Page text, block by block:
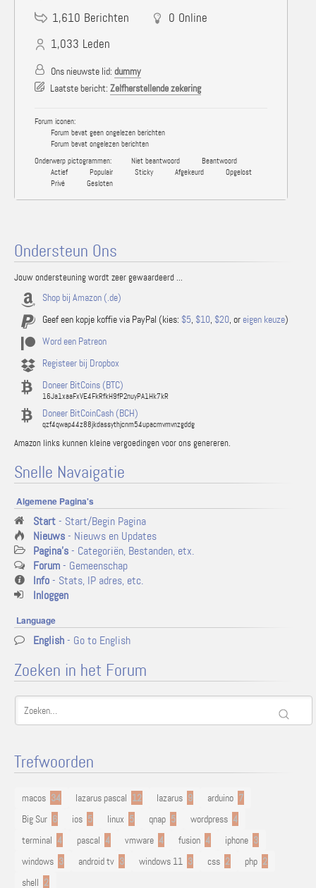
1,610 Berichten 0 Online
1,033 Leden
Ons nieuwste lid: dummy
Laatste bericht: Zelfherstellende zekering
Forum iconen:
Forum bevat geen ongelezen berichten
Forum bevat ongelezen berichten
Onderwerp pictogrammen:
Niet beantwoord
Beantwoord
Actief
Populair Sticky Afgekeurd
Opgelost
Privé
Gesloten
Ondersteun Ons
Jouw ondersteuning wordt zeer gewaardeerd ...
Shop bij Amazon (.de)
Geef een kopje koffie via PayPal (kies: $5, $10, $20, or eigen keuze)
Word een Patreon
Registeer bij Dropbox
Doneer BitCoins (BTC)
16Ja1xaaFxVE4FkRfkH9fP2nuyPA1Hk7kR
Doneer BitCoinCash (BCH)
qzf4qwap44z88jkdassythjcnm54upacmvmvnzgddg
Amazon links kunnen kleine vergoedingen voor ons genereren.
Snelle Navaigatie
Algemene Pagina's
Start- Start/Begin Pagina
Nieuws- Nieuws en Updates
Pagina's- Categoriën, Bestanden, etx.
Forum- Gemeenschap
Info- Stats, IP adres, etc.
Inloggen
Language
English- Go to English
Zoeken in het Forum
Trefwoorden
macos 34 lazarus pascal 12 lazarus 9 arduino 7
Big Sur 6 ios 5 linux 5 qnap 5 wordpress 4
terminal 4 pascal 4 vmware 4 fusion 4 iphone 3
windows 3 android tv 3 windows 11 3 css 2 php 2
shell 2